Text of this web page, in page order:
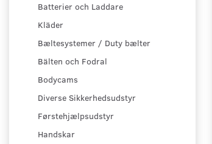
Batterier och Laddare
Kläder
Bæltesystemer / Duty bælter
Bälten och Fodral
Bodycams
Diverse Sikkerhedsudstyr
Førstehjælpsudstyr
Handskar